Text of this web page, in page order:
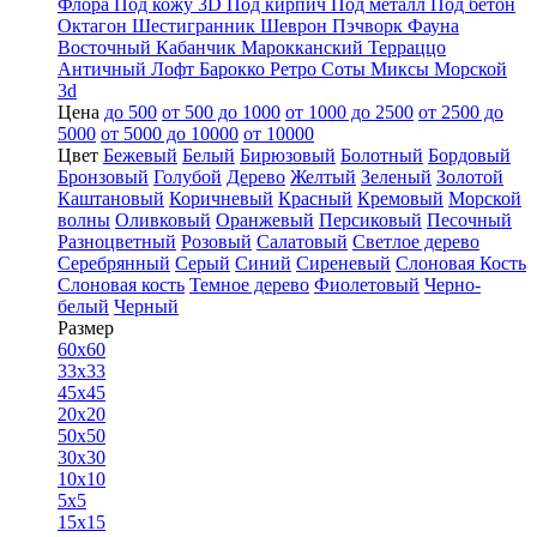
Флора Под кожу 3D Под кирпич Под металл Под бетон
Октагон Шестигранник Шеврон Пэчворк Фауна
Восточный Кабанчик Марокканский Терраццо
Античный Лофт Барокко Ретро Соты Миксы Морской
3d
Цена до 500 от 500 до 1000 от 1000 до 2500 от 2500 до
5000 от 5000 до 10000 от 10000
Цвет Бежевый Белый Бирюзовый Болотный Бордовый
Бронзовый Голубой Дерево Желтый Зеленый Золотой
Каштановый Коричневый Красный Кремовый Морской
волны Оливковый Оранжевый Персиковый Песочный
Разноцветный Розовый Салатовый Светлое дерево
Серебрянный Серый Синий Сиреневый Слоновая Кость
Слоновая кость Темное дерево Фиолетовый Черно-
белый Черный
Размер
60x60
33x33
45x45
20x20
50x50
30x30
10x10
5x5
15x15